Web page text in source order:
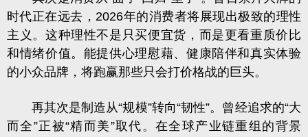
时代正在远去，2026年的消费者将展现出极致的理性
主义。这种理性不是只买便宜货，而是更看重质价比
和情绪价值。能提供心理慰藉、健康陪伴和真实体验
的小众品牌，将跑赢那些只会打价格战的巨头。
再其次是制造从“规模”转向“韧性”。曾经追求的“大
而全”正被“精而美”取代。在全球产业链重组的背景